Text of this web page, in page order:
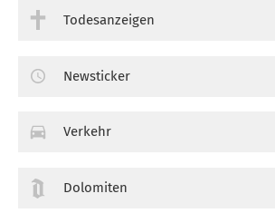
Todesanzeigen
Newsticker
Verkehr
Dolomiten